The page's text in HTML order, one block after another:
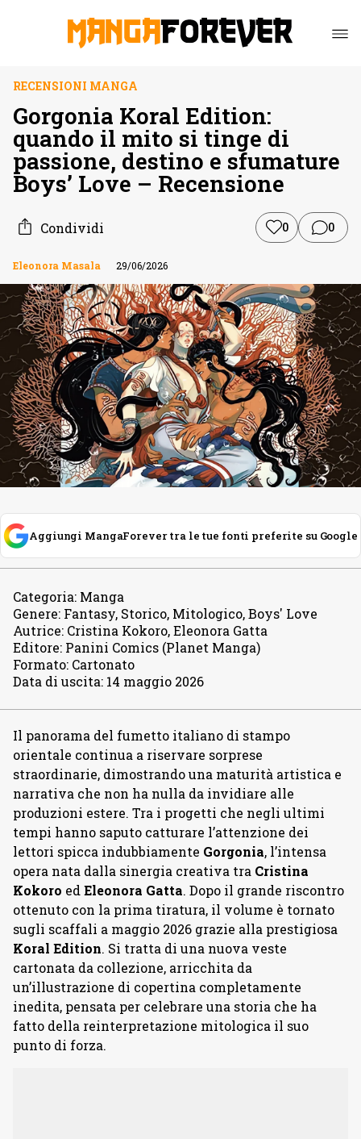
RECENSIONI MANGA
Gorgonia Koral Edition:
quando il mito si tinge di
passione, destino e sfumature
Boys’ Love – Recensione
Condividi 0 0
Eleonora Masala 29/06/2026
Aggiungi MangaForever tra le tue fonti preferite su Google
Categoria: Manga
Genere: Fantasy, Storico, Mitologico, Boys' Love
Autrice: Cristina Kokoro, Eleonora Gatta
Editore: Panini Comics (Planet Manga)
Formato: Cartonato
Data di uscita: 14 maggio 2026
Il panorama del fumetto italiano di stampo
orientale continua a riservare sorprese
straordinarie, dimostrando una maturità artistica e
narrativa che non ha nulla da invidiare alle
produzioni estere. Tra i progetti che negli ultimi
tempi hanno saputo catturare l’attenzione dei
lettori spicca indubbiamente Gorgonia, l’intensa
opera nata dalla sinergia creativa tra Cristina
Kokoro edEleonora Gatta. Dopo il grande riscontro
ottenuto con la prima tiratura, il volume è tornato
sugli scaffali a maggio 2026 grazie alla prestigiosa
Koral Edition. Si tratta di una nuova veste
cartonata da collezione, arricchita da
un’illustrazione di copertina completamente
inedita, pensata per celebrare una storia che ha
fatto della reinterpretazione mitologica il suo
punto di forza.